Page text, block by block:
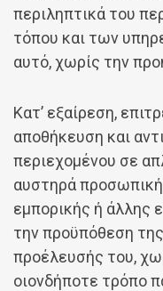
περιληπτικά του
τόπου και των
αυτό, χωρίς την
Κατ’ εξαίρεση,
αποθήκευση και
περιεχομένου σε
αυστηρά
εμπορικής ή άλλης
την προϋπόθεση
προέλευσής του,
οιονδήποτε τρόπο